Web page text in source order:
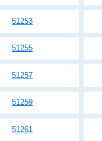
51253
51255
51257
51259
51261